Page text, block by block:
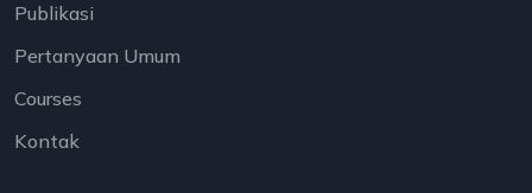
Publikasi
Pertanyaan Umum
Courses
Kontak